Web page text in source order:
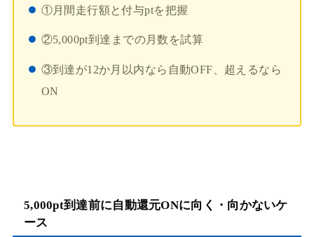
①月間走行額と付与ptを把握
②5,000pt到達までの月数を試算
③到達が12か月以内なら自動OFF、超えるなら
ON
5,000pt到達前に自動還元ONに向く・向かないケ
ース